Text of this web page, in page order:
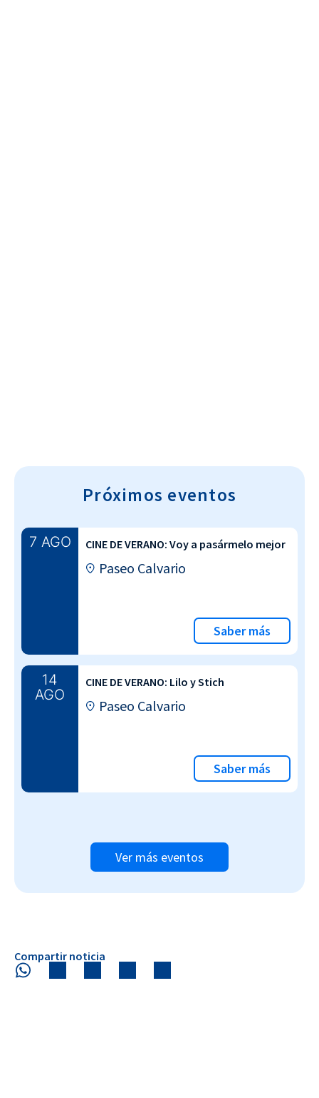
Próximos eventos
7 AGO CINE DE VERANO: Voy a pasármelo mejor
Paseo Calvario
Saber más
14
AGO
CINE DE VERANO: Lilo y Stich
Paseo Calvario
Saber más
Ver más eventos
Compartir noticia